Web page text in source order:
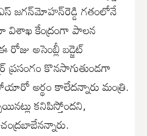
జగన్‌మోహన్‌రెడ్డి గతంలోనే
విశాఖ కేంద్రంగా పాలన
రోజు అసెంబ్లీ బడ్జెట్‌
కొనసాగుతుండగా
అర్థం కాలేదన్నారు మంత్రి.
కనిపిస్తోందని,